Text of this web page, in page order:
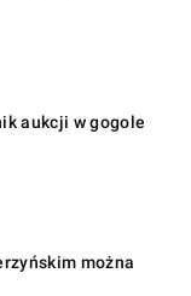
aukcji w gogole
można